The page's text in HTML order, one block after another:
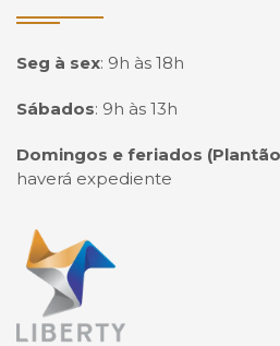
Seg à sex: 9h às 18h
Sábados: 9h às 13h
Domingos e feriados
haverá expediente
Página inicial